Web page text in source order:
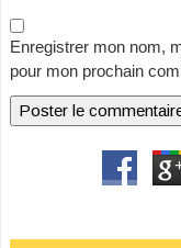
Enregistrer mon nom,
pour mon prochain